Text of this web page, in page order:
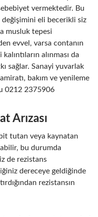
vermektedir. Bu
değişimini eli becerikli siz
musluk tepesi
evvel, varsa contanın
alınması da
sağlar. Sanayi yuvarlak
bakım ve yenileme
0212 2375906
Arızası
tutan veya kaynatan
bu durumda
de rezistans
dereceye geldiğinde
rezistansın